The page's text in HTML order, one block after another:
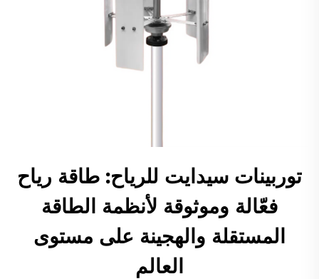
توربينات سيدايت للرياح: طاقة رياح
فعّالة وموثوقة لأنظمة الطاقة
المستقلة والهجينة على مستوى
العالم